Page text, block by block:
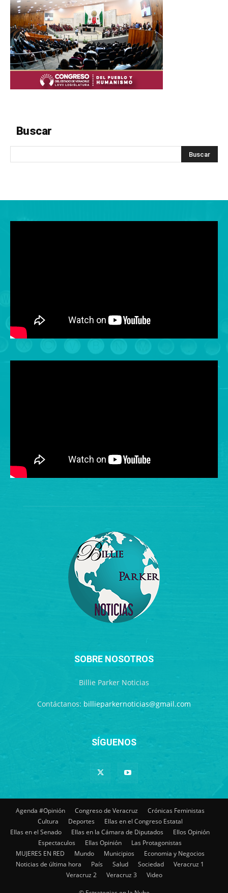
Buscar
SOBRE NOSOTROS
Billie Parker Noticias
Contáctanos: billieparkernoticias@gmail.com
SÍGUENOS
Agenda #Opinión Congreso de Veracruz
Crónicas Feministas
Cultura
Deportes
Ellas en el Congreso Estatal
Ellas en el Senado
Ellas en la Cámara de Diputados
Ellos Opinión
Espectaculos
Ellas Opinión
Las Protagonistas
MUJERES EN RED
Mundo Municipios
Economia y Negocios
Noticias de última hora
País Salud Sociedad
Veracruz 1
Veracruz 2
Veracruz 3 Video